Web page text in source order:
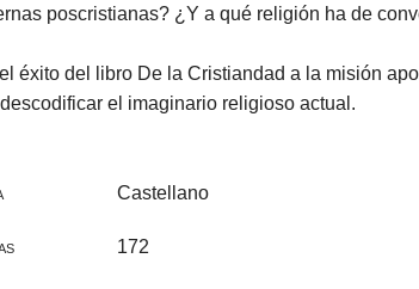
VARIOS
SAN JOSEMARÍA
CATEQUESIS
VARIOS
poscristianas? ¿Y a qué religión ha de
éxito del libro De la Cristiandad a la misión
el imaginario religioso actual.
Castellano
172